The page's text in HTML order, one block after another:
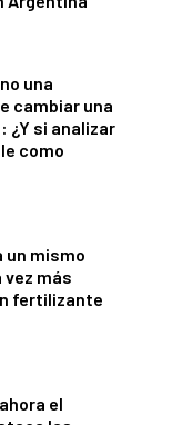
una
cambiar una
¿Y si analizar
como
un mismo
vez más
fertilizante
el